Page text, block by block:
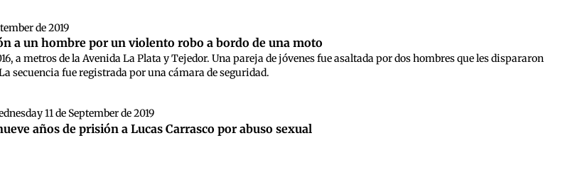
de 2019
a un hombre por un violento robo a bordo de una moto
a metros de la Avenida La Plata y Tejedor. Una pareja de jóvenes fue asaltada por dos hombres que les dispararon
secuencia fue registrada por una cámara de seguridad.
11 de September de 2019
años de prisión a Lucas Carrasco por abuso sexual